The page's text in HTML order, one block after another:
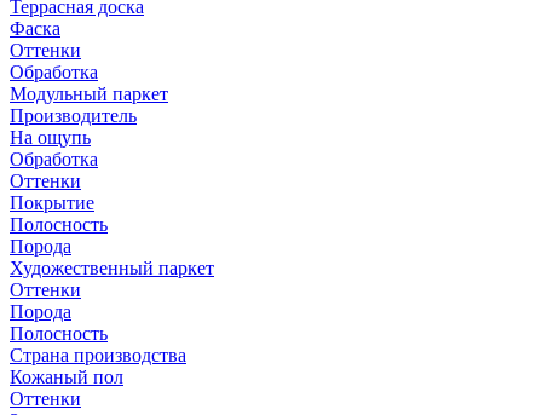
Террасная доска
Фаска
Оттенки
Обработка
Модульный паркет
Производитель
На ощупь
Обработка
Оттенки
Покрытие
Полосность
Порода
Художественный паркет
Оттенки
Порода
Полосность
Страна производства
Кожаный пол
Оттенки